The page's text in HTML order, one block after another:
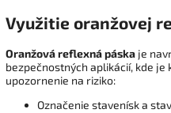
Využitie oranžovej
Oranžová reflexná páska je
bezpečnostných aplikácií, kde
upozornenie na riziko:
Označenie stavenísk a